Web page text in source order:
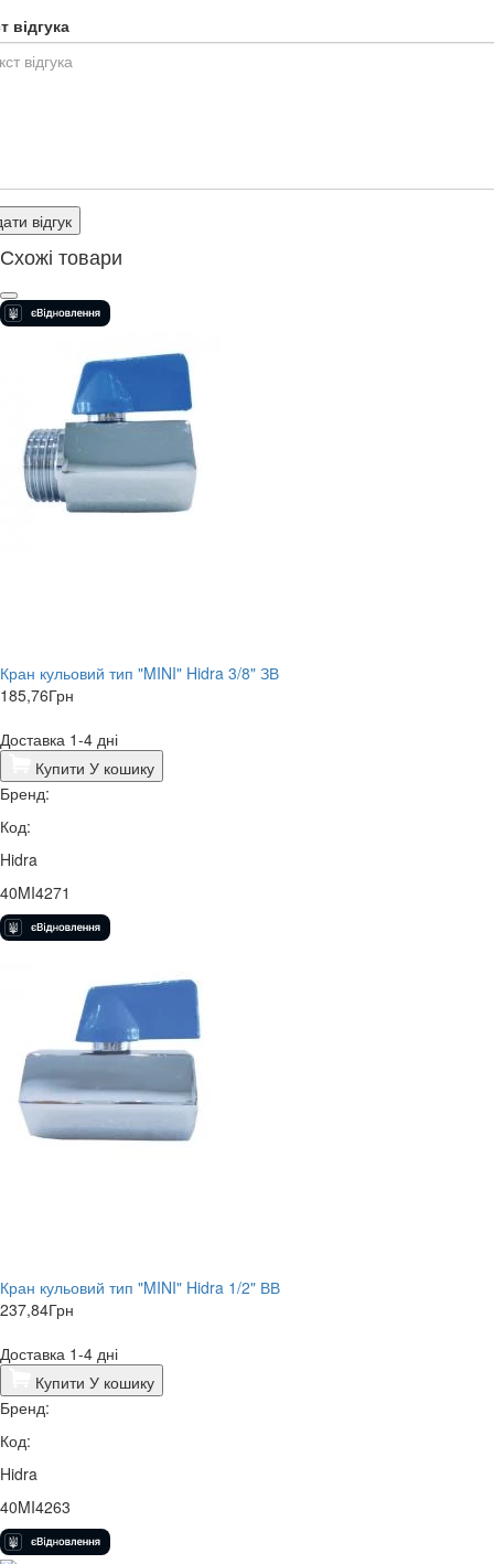
відгука
відгук
Схожі товари
Кран кульовий тип "MINI" Hidra 3/8" ЗВ
185,76Грн
Доставка 1-4 дні
Купити У кошику
Бренд:
Код:
Hidra
40MI4271
Кран кульовий тип "MINI" Hidra 1/2" ВВ
237,84Грн
Доставка 1-4 дні
Купити У кошику
Бренд:
Код:
Hidra
40MI4263